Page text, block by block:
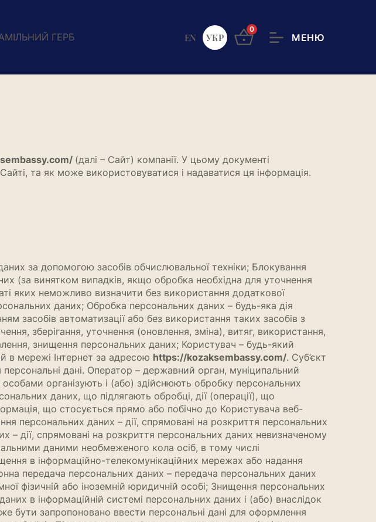
ГЕРБ EN УКР
0
(далі – Сайт) компанії. У цьому документі
та як може використовуватися і надаватися ця інформація.
за допомогою засобів обчислювальної техніки; Блокування
(за винятком випадків, якщо обробка необхідна для уточнення
яких неможливо визначити без використання додаткової
даних; Обробка персональних даних – будь-яка дія
засобів автоматизації або без використання таких засобів з
зберігання, уточнення (оновлення, зміна), витяг, використання,
знищення персональних даних; Користувач – будь-який
в мережі Інтернет за адресою https://kozaksembassy.com/. Суб’єкт
дані. Оператор – державний орган, муніципальний
організують і (або) здійснюють обробку персональних
даних, що підлягають обробці, дії (операції), що
що стосується прямо або побічно до Користувача веб-
персональних даних – дії, спрямовані на розкриття персональних
– дії, спрямовані на розкриття персональних даних невизначеному
даними необмеженого кола осіб, в тому числі
в інформаційно-телекомунікаційних мережах або надання
передача персональних даних – передача персональних даних
фізичній або іноземній юридичній особі; Знищення персональних
в інформаційній системі персональних даних і (або) внаслідок
бути запропоновано ввести персональні дані для оформлення